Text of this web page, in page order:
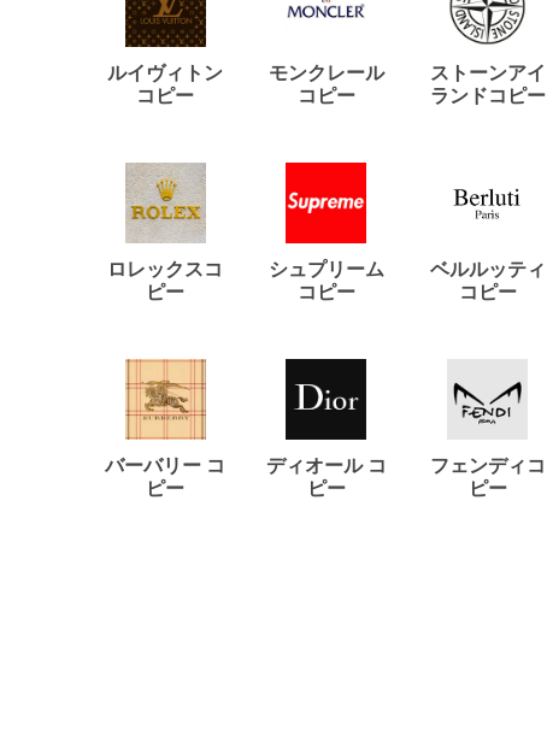
ルイヴィトン
コピー
モンクレール
コピー
ストーンアイ
ランドコピー
ロレックスコ
ピー
シュプリーム
コピー
ベルルッティ
コピー
バーバリー コ
ピー
ディオール コ
ピー
フェンディコ
ピー